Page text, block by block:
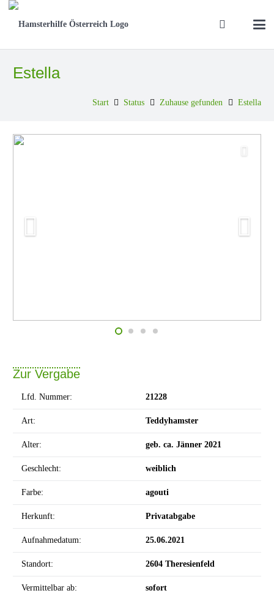
Estella
Start Status Zuhause gefunden Estella
Zur Vergabe
Lfd. Nummer: 21228
Art: Teddyhamster
Alter: geb. ca. Jänner 2021
Geschlecht: weiblich
Farbe: agouti
Herkunft: Privatabgabe
Aufnahmedatum: 25.06.2021
Standort: 2604 Theresienfeld
Vermittelbar ab: sofort